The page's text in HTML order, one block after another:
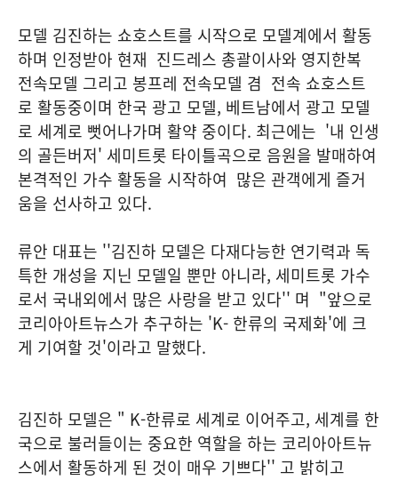
모델 김진하는 쇼호스트를 시작으로 모델계에서 활동
하며 인정받아 현재 진드레스 총괄이사와 영지한복
전속모델 그리고 봉프레 전속모델 겸 전속 쇼호스트
로 활동중이며 한국 광고 모델, 베트남에서 광고 모델
로 세계로 뻣어나가며 활약 중이다. 최근에는 '내 인생
의 골든버저' 세미트롯 타이틀곡으로 음원을 발매하여
본격적인 가수 활동을 시작하여 많은 관객에게 즐거
움을 선사하고 있다.
류안 대표는 ''김진하 모델은 다재다능한 연기력과 독
특한 개성을 지닌 모델일 뿐만 아니라, 세미트롯 가수
로서 국내외에서 많은 사랑을 받고 있다'' 며 "앞으로
코리아아트뉴스가 추구하는 'K- 한류의 국제화'에 크
게 기여할 것'이라고 말했다.
김진하 모델은 " K-한류로 세계로 이어주고, 세계를 한
국으로 불러들이는 중요한 역할을 하는 코리아아트뉴
스에서 활동하게 된 것이 매우 기쁘다'' 고 밝히고